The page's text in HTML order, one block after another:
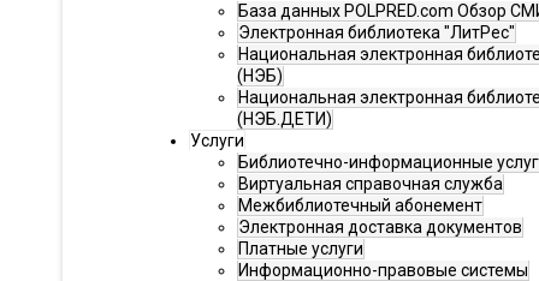
База данных POLPRED.com Обзор
Электронная библиотека "ЛитРес"
Национальная электронная
(НЭБ)
Национальная электронная
(НЭБ.ДЕТИ)
Услуги
Библиотечно-информационные
Виртуальная справочная служба
Межбиблиотечный абонемент
Электронная доставка документов
Платные услуги
Информационно-правовые системы